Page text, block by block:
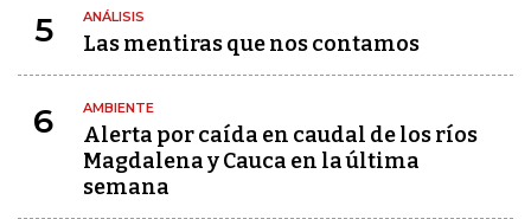
5 ANÁLISIS
Las mentiras que nos contamos
6 AMBIENTE
Alerta por caída en caudal de los ríos
Magdalena y Cauca en la última
semana